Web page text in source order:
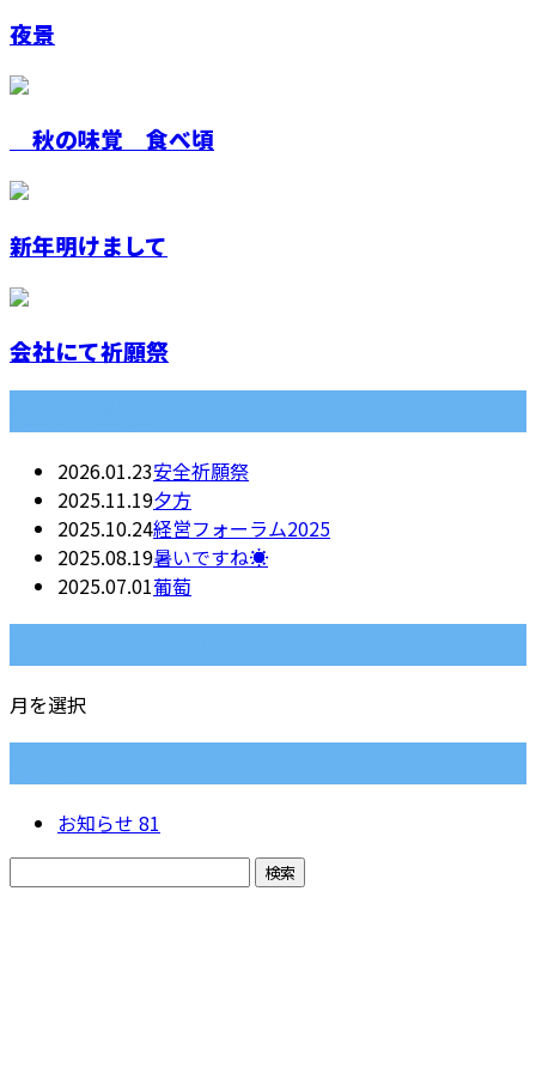
夜景
秋の味覚 食べ頃
新年明けまして
会社にて祈願祭
2026.01.23安全祈願祭
2025.11.19夕方
2025.10.24経営フォーラム2025
2025.08.19暑いですね☀️
2025.07.01葡萄
月を選択
お知らせ 81